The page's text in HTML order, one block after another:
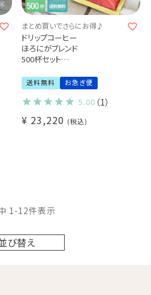
まとめ買いでさらにお得♪
ドリップコーヒー
ほろにがブレンド
500杯セット
まとめ買いにおすすめ (dc)
送料無料 お急ぎ便
5.00 （1）
¥ 23,220 税込
び替え
1 -12件表示